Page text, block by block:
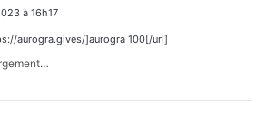
t
à 16h17
aurogra.gives/]aurogra 100[/url]